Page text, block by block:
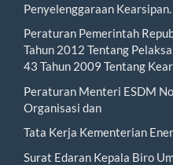
Penyelenggaraan Kearsipan.
Peraturan Pemerintah
Tahun 2012 Tentang
43 Tahun 2009 Tentang
Peraturan Menteri ESDM
Organisasi dan
Tata Kerja Kementerian
Surat Edaran Kepala Biro